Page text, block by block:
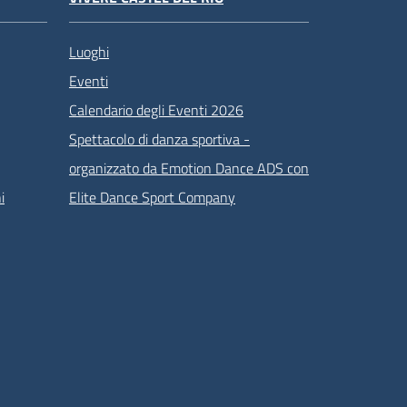
Luoghi
Eventi
Calendario degli Eventi 2026
Spettacolo di danza sportiva -
organizzato da Emotion Dance ADS con
Elite Dance Sport Company